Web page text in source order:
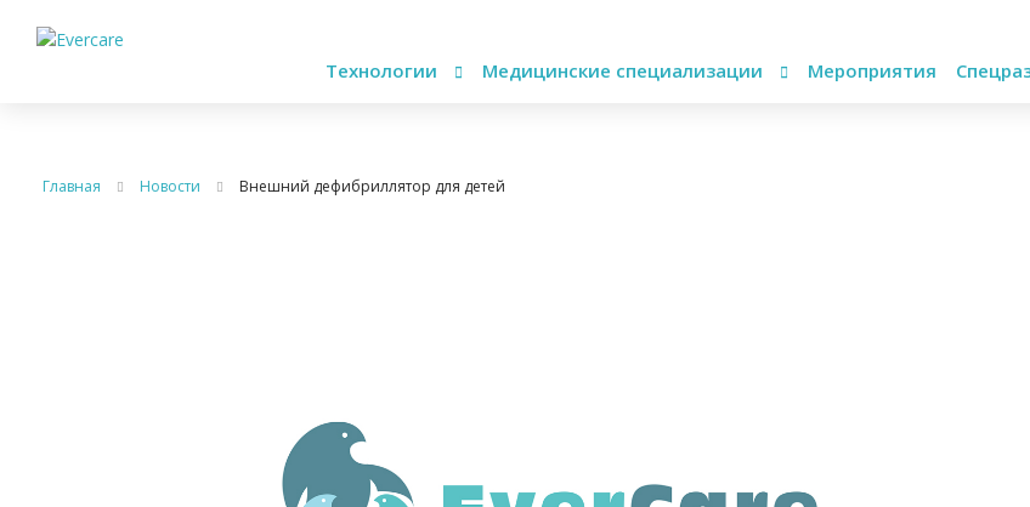
Технологии Медицинские специализации Мероприятия
Главная Новости Внешний дефибриллятор для детей